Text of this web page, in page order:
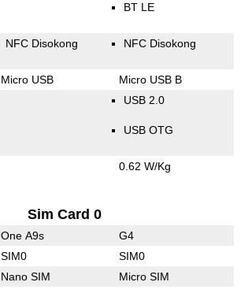
BT LE
NFC Disokong NFC Disokong
Micro USB Micro USB B
USB 2.0
USB OTG
0.62 W/Kg
Sim Card 0
One A9s G4
SIM0 SIM0
Nano SIM Micro SIM